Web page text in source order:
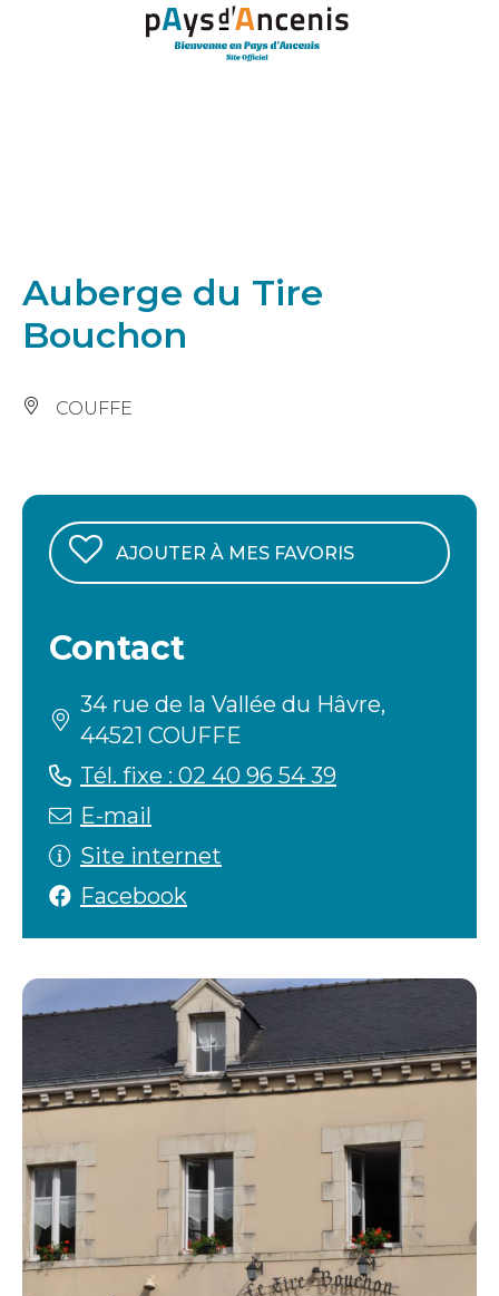
Panneau de gestion des cookies
Auberge du Tire
Bouchon
COUFFE
AJOUTER À MES FAVORIS
Contact
34 rue de la Vallée du Hâvre,
44521 COUFFE
Tél. fixe : 02 40 96 54 39
E-mail
Site internet
Facebook